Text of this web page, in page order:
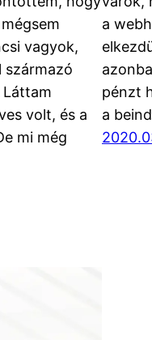
vagyok,
volt, és a
mi még
a
pénzt
a